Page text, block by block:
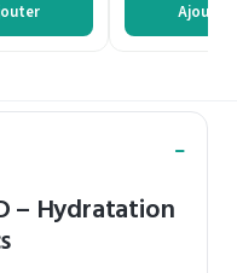
Ajouter
– Hydratation